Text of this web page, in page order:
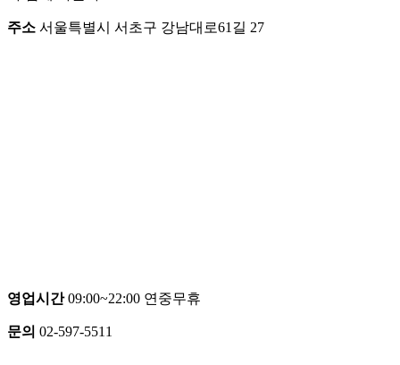
주소 서울특별시 서초구 강남대로61길 27
영업시간09:00~22:00 연중무휴
문의 02-597-5511